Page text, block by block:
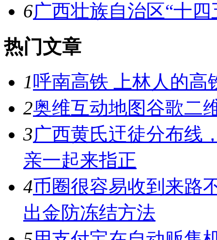
6广西壮族自治区“十
热门文章
1呼南高铁 上林人的高
2奥维互动地图谷歌二
3广西黄氏迀徒分布线
亲一起来指正
4币圈很容易收到来路
出金防冻结方法